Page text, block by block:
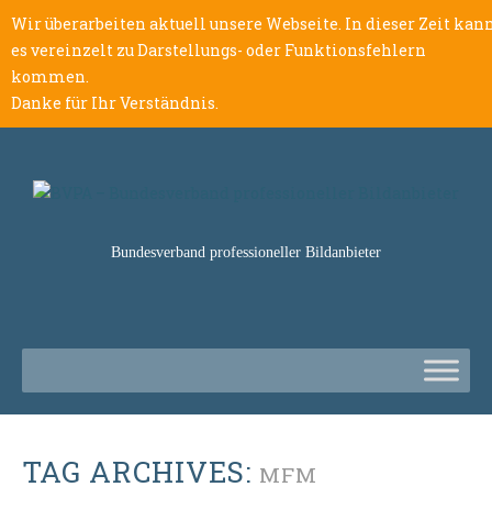
Wir überarbeiten aktuell unsere Webseite. In dieser Zeit
es vereinzelt zu Darstellungs- oder Funktionsfehlern
kommen.
Danke für Ihr Verständnis.
Bundesverband professioneller Bildanbieter
TAG ARCHIVES: MFM